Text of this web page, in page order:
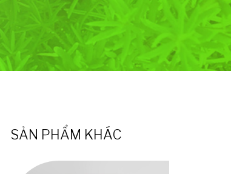
SẢN PHẨM KHÁC